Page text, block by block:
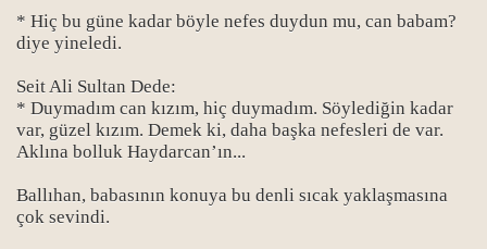
* Hiç bu güne kadar böyle nefes duydun mu, can babam?
diye yineledi.
Seit Ali Sultan Dede:
* Duymadım can kızım, hiç duymadım. Söylediğin kadar
var, güzel kızım. Demek ki, daha başka nefesleri de var.
Aklına bolluk Haydarcan’ın...
Ballıhan, babasının konuya bu denli sıcak yaklaşmasına
çok sevindi.